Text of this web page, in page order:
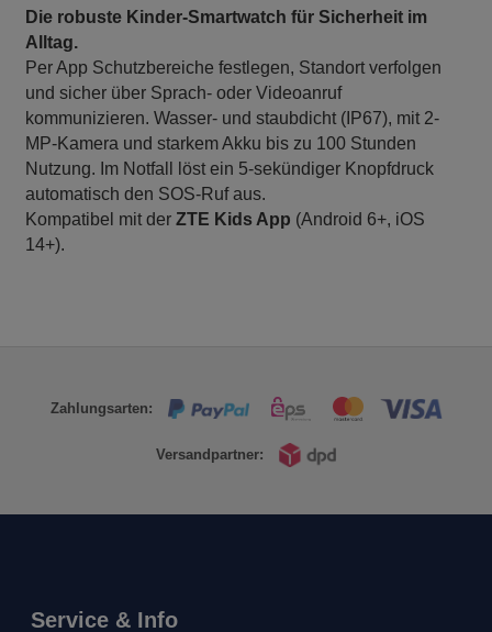
SIM-
Karte
mit
"Tarif
Basis"
Menge
Die robuste Kinder-Smartwatch für Sicherheit im
Alltag.
Per App Schutzbereiche festlegen, Standort verfolgen
und sicher über Sprach- oder Videoanruf
kommunizieren. Wasser- und staubdicht (IP67), mit 2-
MP-Kamera und starkem Akku bis zu 100 Stunden
Nutzung. Im Notfall löst ein 5-sekündiger Knopfdruck
automatisch den SOS-Ruf aus.
Kompatibel mit der ZTE Kids App (Android 6+, iOS
14+).
Zahlungsarten:
Versandpartner:
Service & Info